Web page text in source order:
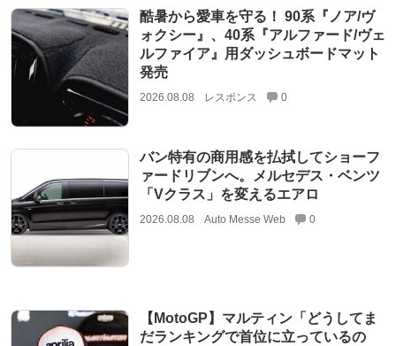
酷暑から愛車を守る！ 90系『ノア/ヴ
ォクシー』、40系『アルファード/ヴェ
ルファイア』用ダッシュボードマット
発売
2026.08.08 レスポンス 0
バン特有の商用感を払拭してショーフ
ァードリブンへ。メルセデス・ベンツ
「Vクラス」を変えるエアロ
2026.08.08 Auto Messe Web 0
【MotoGP】マルティン「どうしてま
だランキングで首位に立っているの